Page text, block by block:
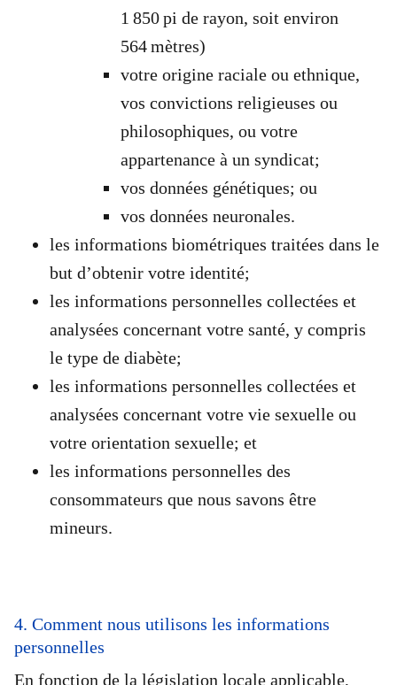
1 850 pi de rayon, soit environ
564 mètres)
votre origine raciale ou ethnique,
vos convictions religieuses ou
philosophiques, ou votre
appartenance à un syndicat;
vos données génétiques; ou
vos données neuronales.
les informations biométriques traitées dans le
but d’obtenir votre identité;
les informations personnelles collectées et
analysées concernant votre santé, y compris
le type de diabète;
les informations personnelles collectées et
analysées concernant votre vie sexuelle ou
votre orientation sexuelle; et
les informations personnelles des
consommateurs que nous savons être
mineurs.
4. Comment nous utilisons les informations
personnelles
En fonction de la législation locale applicable,